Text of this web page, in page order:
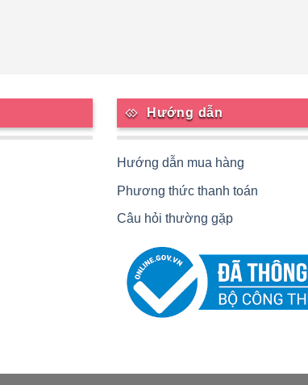
Hướng dẫn
Hướng dẫn mua hàng
Phương thức thanh toán
Câu hỏi thường gặp